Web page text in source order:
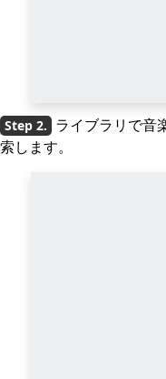
ライブラリで音
索します。